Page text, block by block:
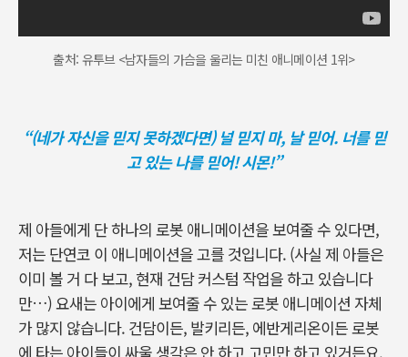
출처: 유투브 <남자들의 가슴을 울리는 미친 애니메이션 1위>
“(네가 자신을 믿지 못하겠다면) 널 믿지 마, 날 믿어. 너를 믿
고 있는 나를 믿어! 시몬!”
제 아들에게 단 하나의 로봇 애니메이션을 보여줄 수 있다면,
저는 단연코 이 애니메이션을 고를 것입니다. (사실 제 아들은
이미 볼 거 다 보고, 현재 건담 커스텀 작업을 하고 있습니다
만…)요새는 아이에게 보여줄 수 있는 로봇 애니메이션 자체
가 많지 않습니다. 건담이든, 발키리든, 에반게리온이든 로봇
에 타는 아이들이 싸울 생각은 안 하고 고민만 하고 있거든요.